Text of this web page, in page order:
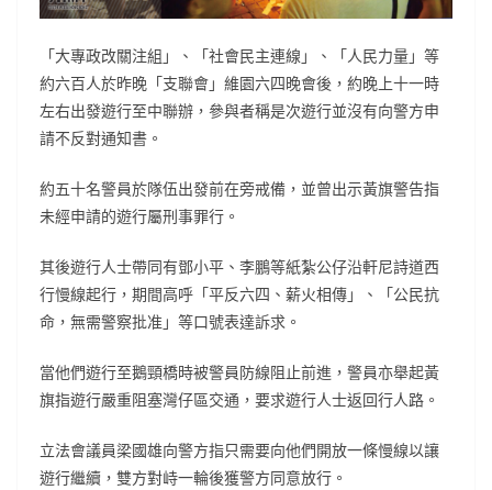
「大專政改關注組」、「社會民主連線」、「人民力量」等
約六百人於昨晚「支聯會」維園六四晚會後，約晚上十一時
左右出發遊行至中聯辦，參與者稱是次遊行並沒有向警方申
請不反對通知書。
約五十名警員於隊伍出發前在旁戒備，並曾出示黃旗警告指
未經申請的遊行屬刑事罪行。
其後遊行人士帶同有鄧小平、李鵬等紙紮公仔沿軒尼詩道西
行慢線起行，期間高呼「平反六四、薪火相傳」、「公民抗
命，無需警察批准」等口號表達訴求。
當他們遊行至鵝頸橋時被警員防線阻止前進，警員亦舉起黃
旗指遊行嚴重阻塞灣仔區交通，要求遊行人士返回行人路。
立法會議員梁國雄向警方指只需要向他們開放一條慢線以讓
遊行繼續，雙方對峙一輪後獲警方同意放行。